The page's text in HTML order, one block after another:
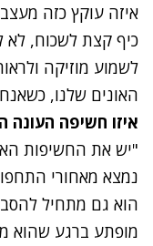
איזה עוקץ כזה
כיף קצת לשכוח, לא
לשמוע מוזיקה
האונים שלנו,
איזו חשיפה
"יש את החשיפות
נמצא מאחורי
הוא גם מתחיל
מופתע ברגע שהוא